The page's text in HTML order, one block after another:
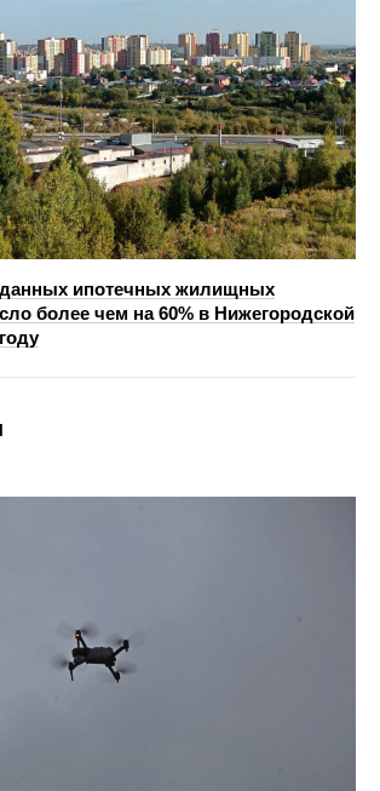
ипотечных жилищных
более чем на 60% в Нижегородской